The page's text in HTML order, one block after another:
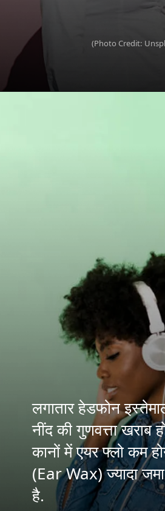
(Photo Credit:
लगातार हेडफोन
नींद की गुणवत्ता खराब
कानों में एयर फ्लो कम
(Ear Wax) ज्यादा
है.